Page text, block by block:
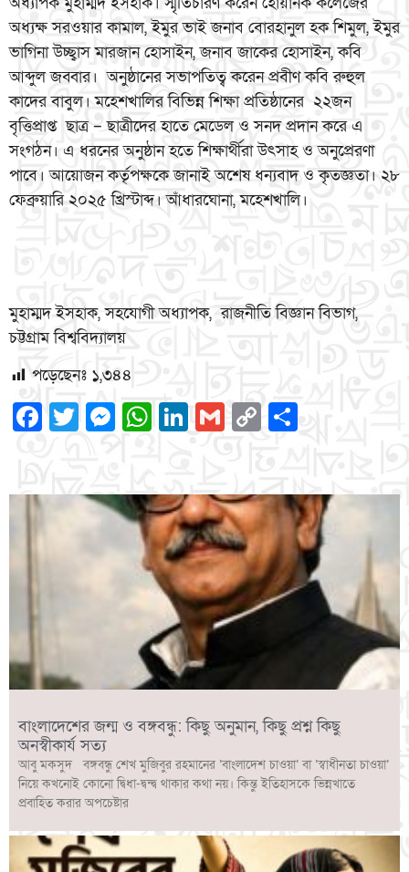
অধ্যক্ষ সরওয়ার কামাল, ইমুর ভাই জনাব বোরহানুল হক শিমুল, ইমুর
ভাগিনা উচ্ছ্বাস মারজান হোসাইন, জনাব জাকের হোসাইন, কবি
আব্দুল জব্বার। অনুষ্ঠানের সভাপতিত্ব করেন প্রবীণ কবি রুহুল
কাদের বাবুল। মহেশখালির বিভিন্ন শিক্ষা প্রতিষ্ঠানের ২২জন
বৃত্তিপ্রাপ্ত ছাত্র – ছাত্রীদের হাতে মেডেল ও সনদ প্রদান করে এ
সংগঠন। এ ধরনের অনুষ্ঠান হতে শিক্ষার্থীরা উৎসাহ ও অনুপ্রেরণা
পাবে। আয়োজন কর্তৃপক্ষকে জানাই অশেষ ধন্যবাদ ও কৃতজ্ঞতা। ২৮
ফেব্রুয়ারি ২০২৫ খ্রিস্টাব্দ। আঁধারঘোনা, মহেশখালি।
মুহাম্মদ ইসহাক, সহযোগী অধ্যাপক, রাজনীতি বিজ্ঞান বিভাগ,
চট্টগ্রাম বিশ্ববিদ্যালয়
পড়েছেনঃ ১,৩৪৪
Facebook
TwitterMessenger
WhatsApp
LinkedIn
Gmail
CopyShare
বাংলাদেশের জন্ম ও বঙ্গবন্ধু: কিছু অনুমান, কিছু প্রশ্ন কিছু
অনস্বীকার্য সত্য
আবু মকসুদ বঙ্গবন্ধু শেখ মুজিবুর রহমানের ‘বাংলাদেশ চাওয়া’ বা ‘স্বাধীনতা চাওয়া’
নিয়ে কখনোই কোনো দ্বিধা-দ্বন্দ্ব থাকার কথা নয়। কিন্তু ইতিহাসকে ভিন্নখাতে
প্রবাহিত করার অপচেষ্টার